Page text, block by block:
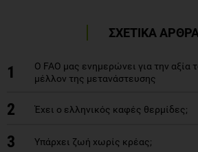
ΣΧΕΤΙΚΑ
1
Ο FAO μας ενημερώνει για την αξία
μέλλον της μετανάστευσης
2 Έχει ο ελληνικός καφές θερμίδες;
3 Υπάρχει ζωή χωρίς κρέας;